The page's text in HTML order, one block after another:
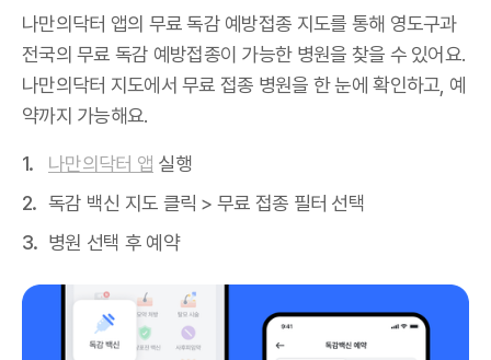
나만의닥터 앱의 무료 독감 예방접종 지도를 통해 영도구과
전국의 무료 독감 예방접종이 가능한 병원을 찾을 수 있어요.
나만의닥터 지도에서 무료 접종 병원을 한 눈에 확인하고, 예
약까지 가능해요.
나만의닥터 앱 실행
독감 백신 지도 클릭 > 무료 접종 필터 선택
병원 선택 후 예약